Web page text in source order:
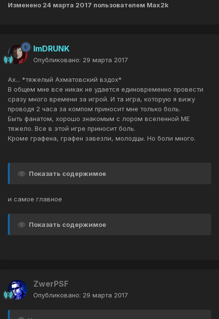
Изменено 24 марта 2017 пользователем Max2k
ImDRUNK
Опубликовано: 29 марта 2017
Ах... *тяжелый Ахматовский вздох*
В общем мне все никак не удается единовременно провести
сразу много времени за игрой. И та игра, которую я вижу
проводя 2 часа за компом приносит мне только боль.
Быть фанатом, хорошо знакомым с лором вселенной МЕ
тяжело. Все в этой игре приносит боль.
Кроме графена, графен завезли, молодцы. Но боли много.
Показать содержимое
и самое главное
Показать содержимое
ZwerPSF
Опубликовано: 29 марта 2017